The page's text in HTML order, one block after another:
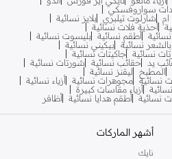
سواروفسكي
شارلوت تيلبري بلايز نسائية
أحذية فلات نسائية
أطقم نسائية بليسوت نسائية
نسائية بيكيني نسائية
نسائية جاكيتات نسائية
يد حقائب نسائية
شورتات نسائية
المطبخ
ليقنز نسائية
نسائية مجوهرات نسائية أزياء نسائية
أزياء مقاسات كبيرة
نسائية أطقم هدايا نسائية أظافر
أشهر الماركات
نايك